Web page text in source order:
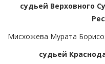
судьей Верховного
Мисхожева Мурата
судьей